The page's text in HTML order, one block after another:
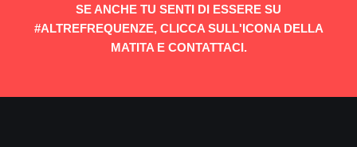
SE ANCHE TU SENTI DI ESSERE SU
#ALTREFREQUENZE, CLICCA SULL'ICONA DELLA
MATITA E CONTATTACI.